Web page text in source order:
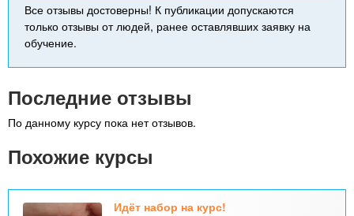
Все отзывы достоверны! К публикации допускаются
только отзывы от людей, ранее оставлявших заявку на
обучение.
Последние отзывы
По данному курсу пока нет отзывов.
Похожие курсы
Идёт набор на курс!